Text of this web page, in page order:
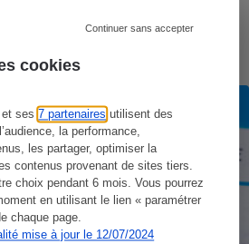
cookies
et ses7 partenaires utilisent des
la performance,
les partager, optimiser la
contenus provenant de sites tiers.
choix pendant 6 mois. Vous pourrez
en utilisant le lien « paramétrer
chaque page.
mise à jour le 12/07/2024
Continuer sans accepter
dans le noir